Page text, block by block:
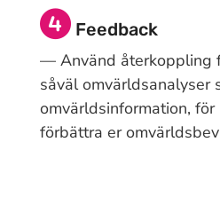
Feedback
— Använd återkoppling
såväl omvärldsanalyser
omvärldsinformation,
förbättra er